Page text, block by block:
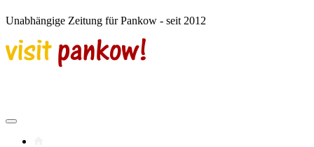
Unabhängige Zeitung für Pankow - seit 2012